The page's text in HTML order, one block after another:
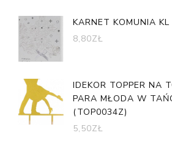
KARNET KOMUNIA
8,80ZŁ
IDEKOR TOPPER NA
PARA MŁODA W
(TOP0034Z)
5,50ZŁ